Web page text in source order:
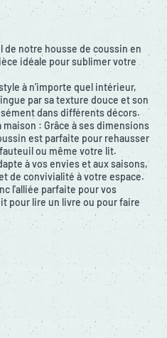
de notre housse de coussin en
idéale pour sublimer votre
à n'importe quel intérieur,
par sa texture douce et son
dans différents décors.
: Grâce à ses dimensions
est parfaite pour rehausser
ou même votre lit.
à vos envies et aux saisons,
de convivialité à votre espace.
l'alliée parfaite pour vos
pour lire un livre ou pour faire